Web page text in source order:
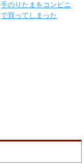
手のりたまをコンビニ
で買ってしまった